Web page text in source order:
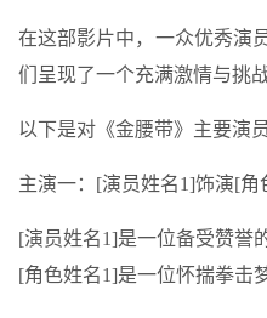
在这部影片中，一众优秀演
们呈现了一个充满激情与挑
以下是对《金腰带》主要演
主演一：[演员姓名1]饰演[角
[演员姓名1]是一位备受赞誉
[角色姓名1]是一位怀揣拳击